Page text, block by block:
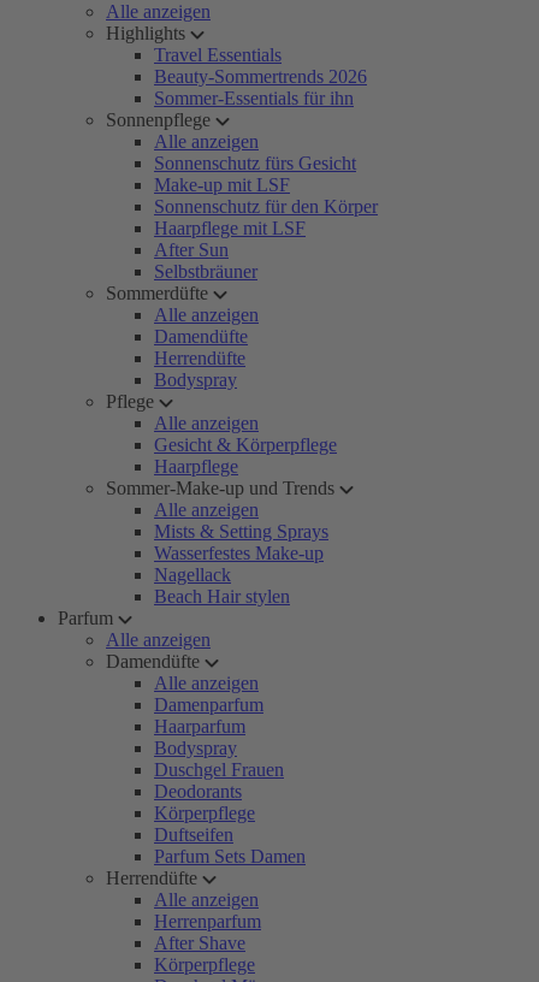
Alle anzeigen
Highlights
Travel Essentials
Beauty-Sommertrends 2026
Sommer-Essentials für ihn
Sonnenpflege
Alle anzeigen
Sonnenschutz fürs Gesicht
Make-up mit LSF
Sonnenschutz für den Körper
Haarpflege mit LSF
After Sun
Selbstbräuner
Sommerdüfte
Alle anzeigen
Damendüfte
Herrendüfte
Bodyspray
Pflege
Alle anzeigen
Gesicht & Körperpflege
Haarpflege
Sommer-Make-up und Trends
Alle anzeigen
Mists & Setting Sprays
Wasserfestes Make-up
Nagellack
Beach Hair stylen
Parfum
Alle anzeigen
Damendüfte
Alle anzeigen
Damenparfum
Haarparfum
Bodyspray
Duschgel Frauen
Deodorants
Körperpflege
Duftseifen
Parfum Sets Damen
Herrendüfte
Alle anzeigen
Herrenparfum
After Shave
Körperpflege